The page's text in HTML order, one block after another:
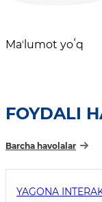
Maʼlumot yoʻq
FOYDALI
Barcha havolalar
YAGONA